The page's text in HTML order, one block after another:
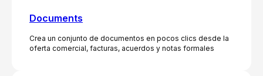
Documents
Crea un conjunto de documentos en pocos clics desde la
oferta comercial, facturas, acuerdos y notas formales